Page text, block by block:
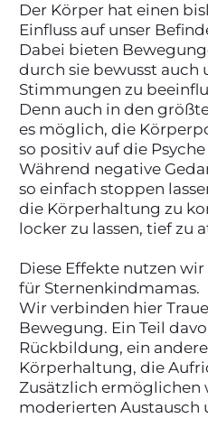
Der Körper hat einen
Einfluss auf unser
Dabei bieten
durch sie bewusst auch
Stimmungen zu
Denn auch in den
es möglich, die
so positiv auf die
Während negative
so einfach stoppen
die Körperhaltung zu
locker zu lassen, tief zu
Diese Effekte nutzen
für Sternenkindmamas.
Wir verbinden hier
Bewegung. Ein Teil
Rückbildung, ein
Körperhaltung, die
Zusätzlich ermöglichen
moderierten Austausch